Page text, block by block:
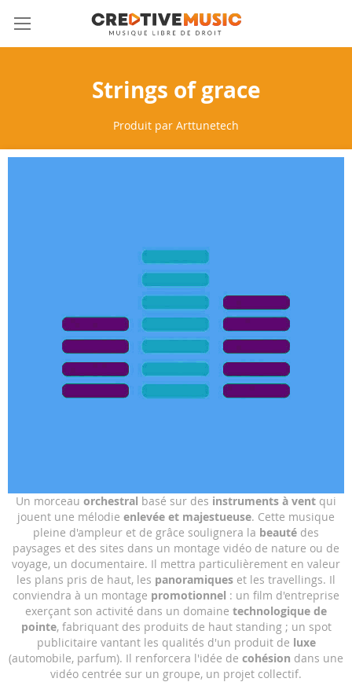
Allez
au
contenu
Strings of grace
Produit par Arttunetech
images
gallery
Skip
to
the
beginning
of
the
images
gallery
Un morceau orchestral basé sur des instruments à vent qui
jouent une mélodie enlevée et majestueuse. Cette musique
pleine d'ampleur et de grâce soulignera la beauté des
paysages et des sites dans un montage vidéo de nature ou de
voyage, un documentaire. Il mettra particulièrement en valeur
les plans pris de haut, les panoramiques et les travellings. Il
conviendra à un montage promotionnel : un film d'entreprise
exerçant son activité dans un domaine technologique de
pointe, fabriquant des produits de haut standing ; un spot
publicitaire vantant les qualités d'un produit de luxe
(automobile, parfum). Il renforcera l'idée de cohésion dans une
vidéo centrée sur un groupe, un projet collectif.